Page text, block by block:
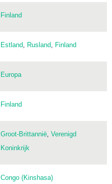
Finland
Estland, Rusland, Finland
Europa
Finland
Groot-Brittannië, Verenigd
Koninkrijk
Congo (Kinshasa)